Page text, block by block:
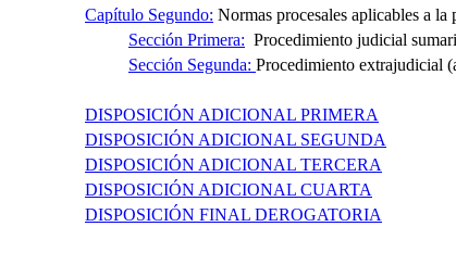
Capítulo Segundo: Normas procesales aplicables a la
Sección Primera: Procedimiento judicial
Sección Segunda: Procedimiento extrajudicial
DISPOSICIÓN ADICIONAL PRIMERA
DISPOSICIÓN ADICIONAL SEGUNDA
DISPOSICIÓN ADICIONAL TERCERA
DISPOSICIÓN ADICIONAL CUARTA
DISPOSICIÓN FINAL DEROGATORIA